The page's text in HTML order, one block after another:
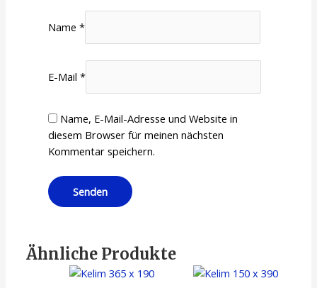
Name*
E-Mail*
Name, E-Mail-Adresse und Website in
diesem Browser für meinen nächsten
Kommentar speichern.
Ähnliche Produkte